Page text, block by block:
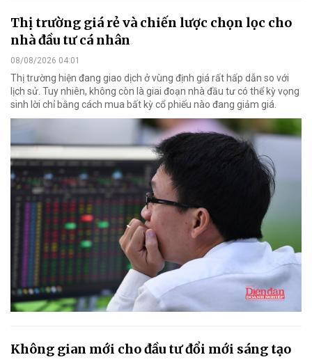
Thị trường giá rẻ và chiến lược chọn lọc cho
nhà đầu tư cá nhân
08/08/2026 04:01
Thị trường hiện đang giao dịch ở vùng định giá rất hấp dẫn so với
lịch sử. Tuy nhiên, không còn là giai đoạn nhà đầu tư có thể kỳ vọng
sinh lời chỉ bằng cách mua bất kỳ cổ phiếu nào đang giảm giá.
Không gian mới cho đầu tư đổi mới sáng tạo